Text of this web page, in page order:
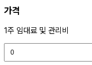
가격
1주 임대료 및 관리비